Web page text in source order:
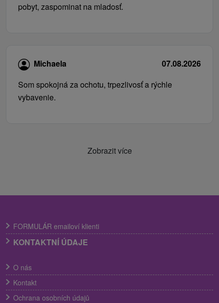
pobyt, zaspominat na mladosť.
Michaela
07.08.2026
Som spokojná za ochotu, trpezlivosť a rýchle
vybavenie.
Zobrazit více
FORMULÁR emailoví klienti
KONTAKTNÍ ÚDAJE
O nás
Kontakt
Ochrana osobních údajů